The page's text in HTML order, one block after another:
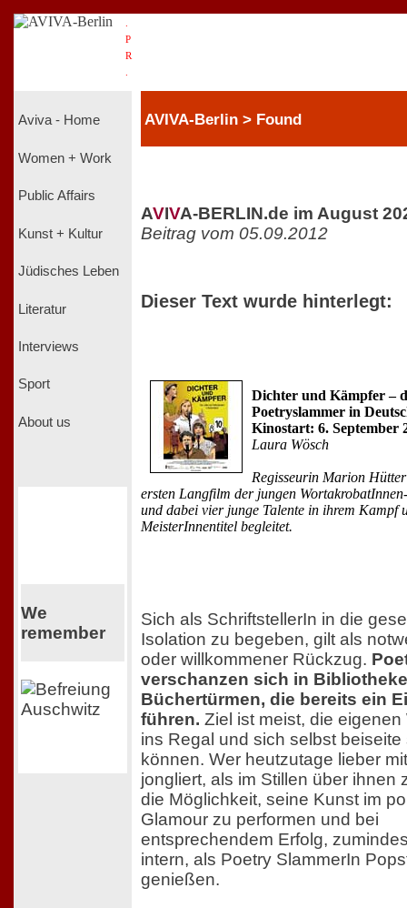
P
R
Aviva - Home
Women + Work
Public Affairs
Kunst + Kultur
Jüdisches Leben
Literatur
Interviews
Sport
About us
We
remember
AVIVA-Berlin > Found
AVIVA-BERLIN.de im August
Beitrag vom 05.09.2012
Dieser Text wurde hinterlegt:
Dichter und Kämpfer –
Poetryslammer in
Kinostart: 6. September
Laura Wösch
Regisseurin Marion
ersten Langfilm der jungen
und dabei vier junge Talente in ihrem Kampf
MeisterInnentitel begleitet.
Sich als SchriftstellerIn in die
Isolation zu begeben, gilt als
oder willkommener Rückzug.
verschanzen sich in
Büchertürmen, die bereits ein
führen. Ziel ist meist, die eigenen
ins Regal und sich selbst beiseite
können. Wer heutzutage lieber
jongliert, als im Stillen über ihnen
die Möglichkeit, seine Kunst im
Glamour zu performen und bei
entsprechendem Erfolg,
intern, als Poetry SlammerIn
genießen.